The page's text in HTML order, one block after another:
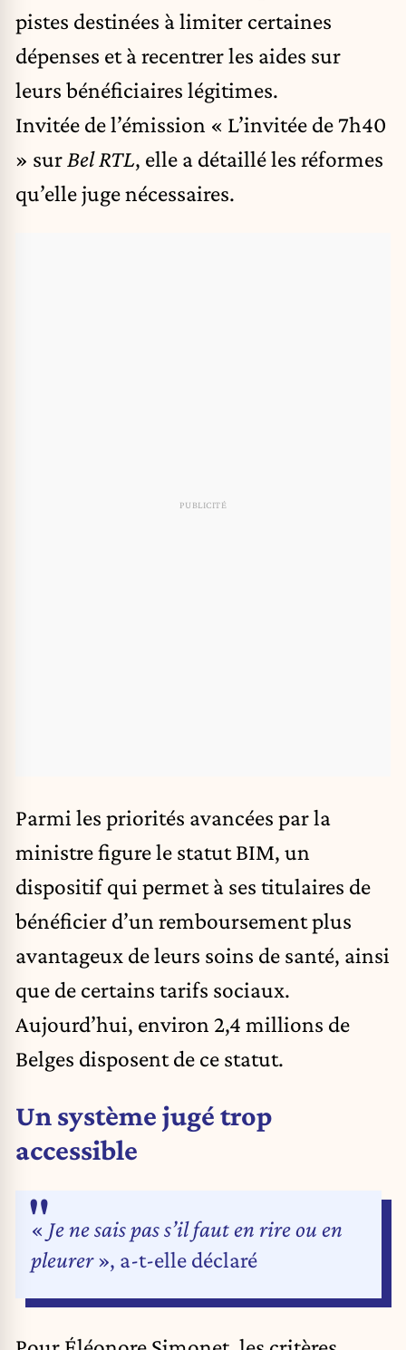
pistes destinées à limiter certaines
dépenses et à recentrer les aides sur
leurs bénéficiaires légitimes.
Invitée de l’émission « L’invitée de 7h40
» sur Bel RTL, elle a détaillé les réformes
qu’elle juge nécessaires.
Parmi les priorités avancées par la
ministre figure le statut BIM, un
dispositif qui permet à ses titulaires de
bénéficier d’un remboursement plus
avantageux de leurs soins de santé, ainsi
que de certains tarifs sociaux.
Aujourd’hui, environ 2,4 millions de
Belges disposent de ce statut.
Un système jugé trop
accessible
« Je ne sais pas s’il faut en rire ou en
pleurer», a-t-elle déclaré